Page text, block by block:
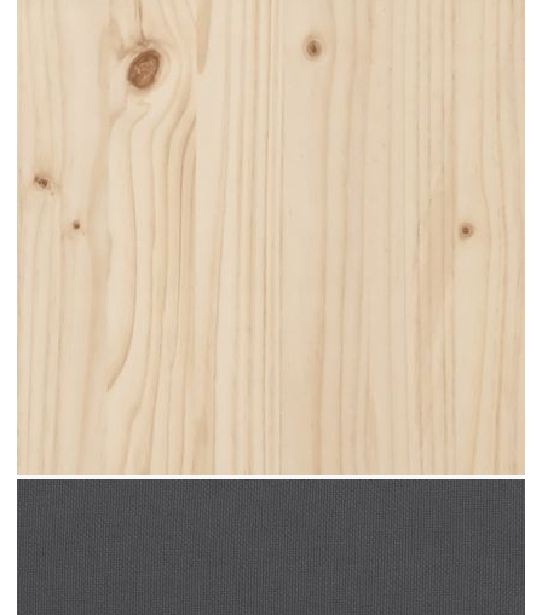
Размери: 70 x 70 x 67 см (Ш x Д x В)
Размери на седалката: 70 x 63,5 см (Ш x Д)
Височина на облегалката: 37 см
x Д x В)
Материал на калъфа: Оксфорд плат
Пълнеж: PP памук
Размери на възглавницата за облягане: 70 x
40 x 12 см (Д х Ш x Деб)
Доставката съдържа: